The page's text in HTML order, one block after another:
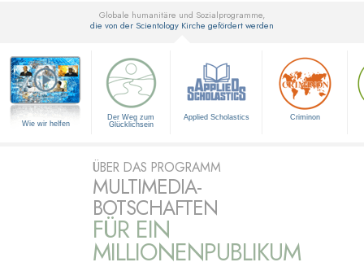
Globale humanitäre und Sozialprogramme,
die von der Scientology Kirche gefördert werden
Wie wir helfen
Der Weg zum
Glücklichsein
Applied Scholastics Criminon
ÜBER DAS PROGRAMM
MULTIMEDIA-
BOTSCHAFTEN
FÜR EIN
MILLIONENPUBLIKUM